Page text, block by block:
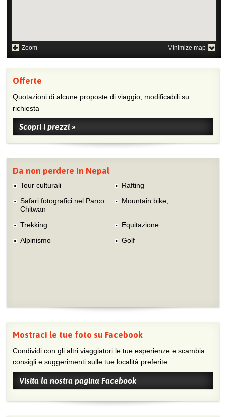
Zoom Minimize map
Offerte
Quotazioni di alcune proposte di viaggio, modificabili su
richiesta
Scopri i prezzi »
Da non perdere in Nepal
Tour culturali
Rafting
Safari fotografici nel Parco
Chitwan
Mountain bike,
Trekking
Equitazione
Alpinismo
Golf
Mostraci le tue foto su Facebook
Condividi con gli altri viaggiatori le tue esperienze e scambia
consigli e suggerimenti sulle tue località preferite.
Visita la nostra pagina Facebook